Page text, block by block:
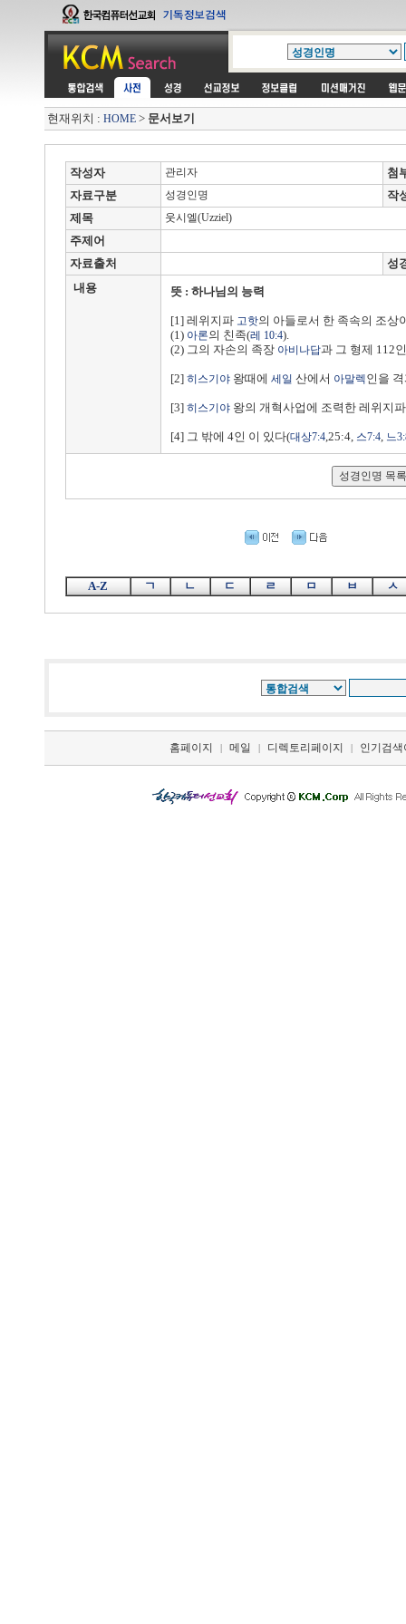
현재위치 : HOME > 문서보기
작성자 관리자
첨
자료구분
성경인명
작
제목
웃시엘(Uzziel)
주제어
자료출처
성
내용
뜻 : 하나님의 능력
[1] 레위지파 고핫의 아들로서 한 족속의 조상
(1) 아론의 친족(레 10:4).
(2) 그의 자손의 족장 아비나답과 그 형제 112
[2] 히스기야왕때에 세일 산에서 아말렉인을
[3] 히스기야왕의 개혁사업에 조력한 레위지
[4] 그 밖에 4인 이 있다(대상7:4,25:4, 스7:4, 느
A-Z ㄱ ㄴ ㄷ ㄹ ㅁ ㅂ ㅅ
홈페이지 | 메일 | 디렉토리페이지 | 인기검색